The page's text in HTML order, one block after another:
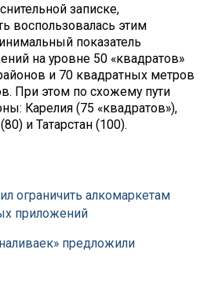
записке,
воспользовалась этим
показатель
на уровне 50 «квадратов»
и 70 квадратных метров
При этом по схожему пути
Карелия (75 «квадратов»),
и Татарстан (100).
ограничить алкомаркетам
приложений
предложили